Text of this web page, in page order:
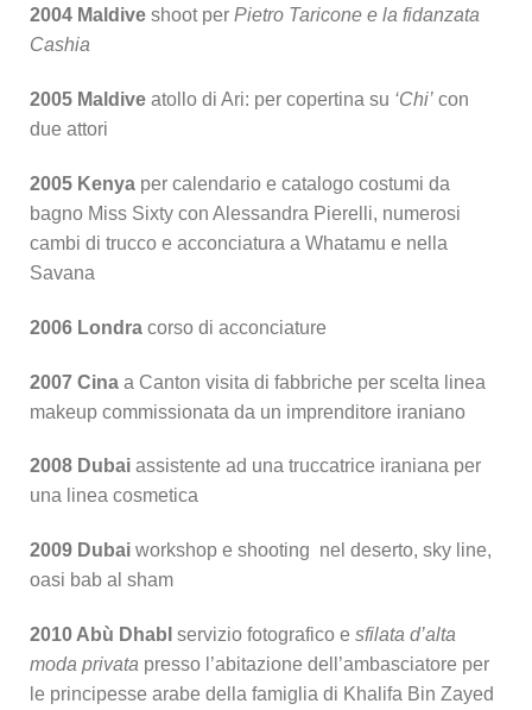
2004 Maldive shoot per Pietro Taricone e la fidanzata
Cashia
2005 Maldive atollo di Ari: per copertina su ‘Chi’ con
due attori
2005 Kenya per calendario e catalogo costumi da
bagno Miss Sixty con Alessandra Pierelli, numerosi
cambi di trucco e acconciatura a Whatamu e nella
Savana
2006 Londra corso di acconciature
2007 Cina a Canton visita di fabbriche per scelta linea
makeup commissionata da un imprenditore iraniano
2008 Dubai assistente ad una truccatrice iraniana per
una linea cosmetica
2009 Dubai workshop e shooting nel deserto, sky line,
oasi bab al sham
2010 Abù DhabI servizio fotografico e sfilata d’alta
moda privata presso l’abitazione dell’ambasciatore per
le principesse arabe della famiglia di Khalifa Bin Zayed